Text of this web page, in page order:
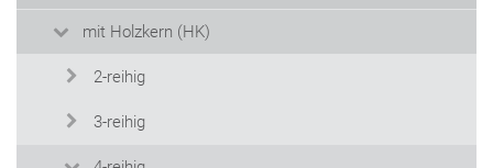
mit Holzkern (HK)
2-reihig
3-reihig